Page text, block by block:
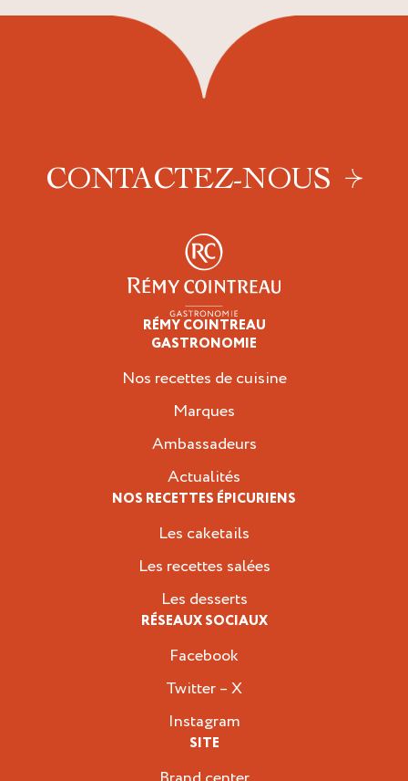
CONTACTEZ-NOUS
RÉMY COINTREAU
GASTRONOMIE
Nos recettes de cuisine
Marques
Ambassadeurs
Actualités
NOS RECETTES ÉPICURIENS
Les caketails
Les recettes salées
Les desserts
RÉSEAUX SOCIAUX
Facebook
Twitter – X
Instagram
SITE